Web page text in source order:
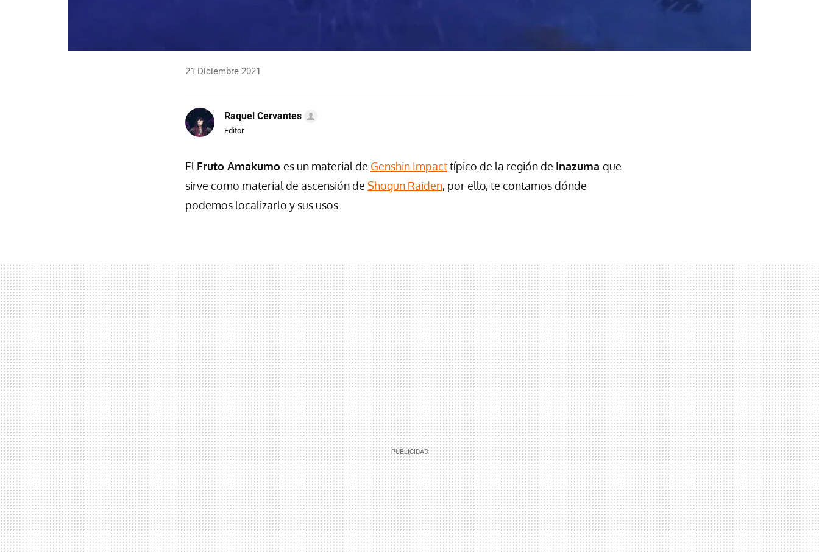
21 Diciembre 2021
Raquel Cervantes
Editor
El Fruto Amakumo es un material de Genshin Impacttípico de la región de Inazuma que
sirve como material de ascensión de Shogun Raiden, por ello, te contamos dónde
podemos localizarlo y sus usos.